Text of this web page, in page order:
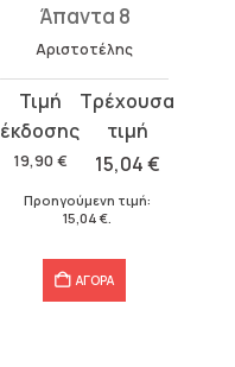
Άπαντα 8
Αριστοτέλης
19,90 €
Original
price
was:
15,04€
τρέχουσα
τιμή
15,04 €.
Προηγούμενη τιμή:
15,04 €
ΑΓΟΡΑ